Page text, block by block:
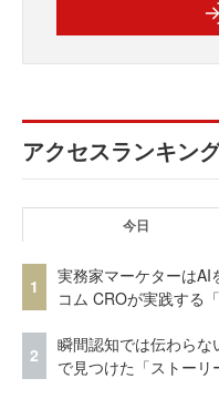
アクセスランキン
今日
1
実務家マーケターはAI
コム CROが実践する
2
瞬間認知では伝わら
で見つけた「ストーリ